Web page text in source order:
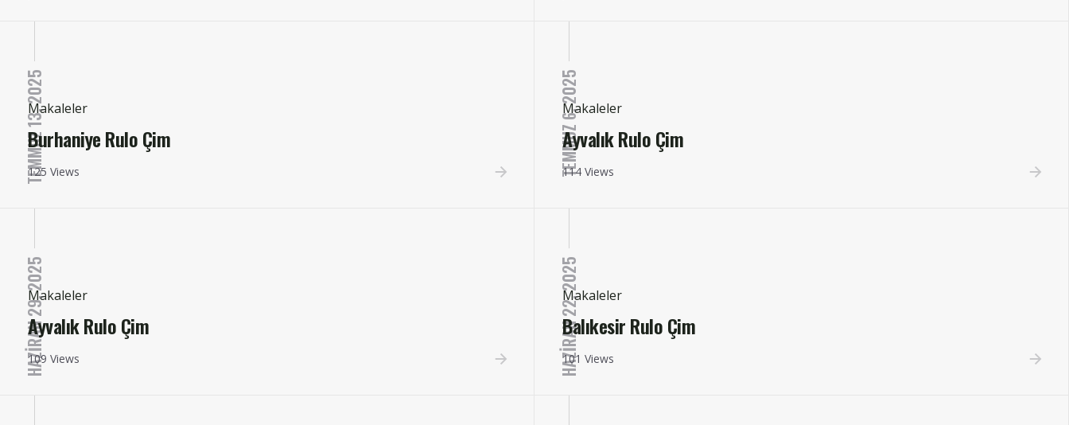
TEMMUZ 13, 2025
Makaleler
Burhaniye Rulo Çim
125 Views TEMMUZ 6, 2025
Makaleler
Ayvalık Rulo Çim
114 Views
HAZIRAN 29, 2025
Makaleler
Ayvalık Rulo Çim
109 Views HAZIRAN 22, 2025
Makaleler
Balıkesir Rulo Çim
101 Views